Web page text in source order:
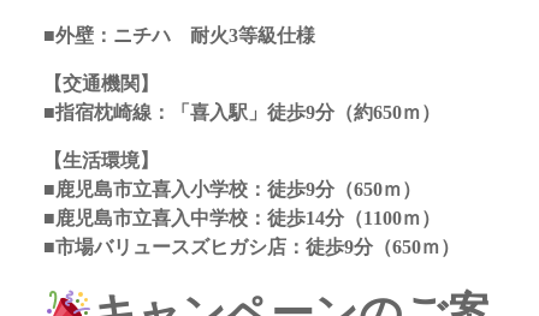
■外壁：ニチハ 耐火3等級仕様
【交通機関】
■指宿枕崎線：「喜入駅」徒歩9分（約650ｍ）
【生活環境】
■鹿児島市立喜入小学校：徒歩9分（650ｍ）
■鹿児島市立喜入中学校：徒歩14分（1100ｍ）
■市場バリュースズヒガシ店：徒歩9分（650ｍ）